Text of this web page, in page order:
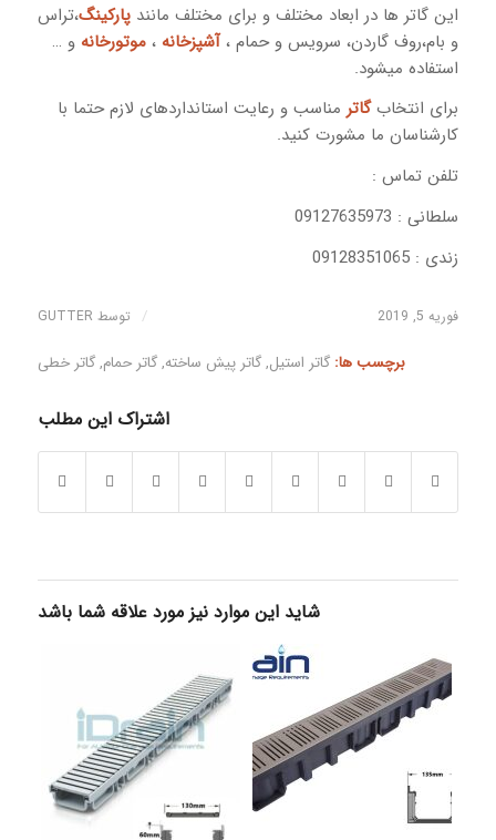
این گاتر ها در ابعاد مختلف و برای مختلف مانند پارکینگ،تراس
و بام،روف گاردن، سرویس و حمام ،آشپزخانه ، موتورخانه و …
استفاده میشود.
برای انتخابگاترمناسب و رعایت استانداردهای لازم حتما با
کارشناسان ما مشورت کنید.
تلفن تماس :
سلطانی : 09127635973
زندی : 09128351065
فوریه 5, 2019 / توسط GUTTER
برچسب ها: گاتر استیل,گاتر پیش ساخته,گاتر حمام,گاتر خطی
اشتراک این مطلب
شاید این موارد نیز مورد علاقه شما باشد